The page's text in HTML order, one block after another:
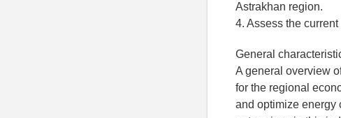
Astrakhan region.
4. Assess the
General
A general overview
for the regional
and optimize energy